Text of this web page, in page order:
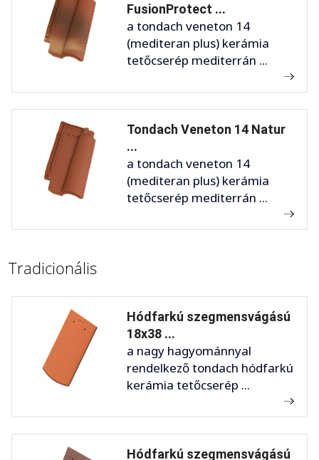
FusionProtect ...
a tondach veneton 14
(mediteran plus) kerámia
tetőcserép mediterrán ...
Tondach Veneton 14 Natur
...
a tondach veneton 14
(mediteran plus) kerámia
tetőcserép mediterrán ...
Tradicionális
Hódfarkú szegmensvágású
18x38 ...
a nagy hagyománnyal
rendelkező tondach hódfarkú
kerámia tetőcserép ...
Hódfarkú szegmensvágású